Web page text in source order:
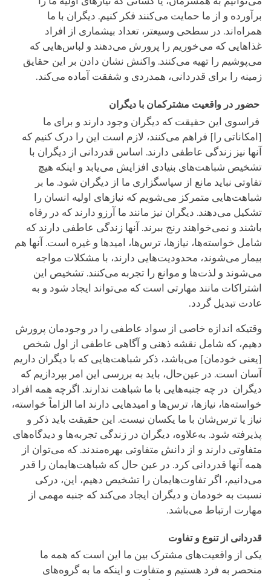
برآورده و از ما حمایت می‌کنند فکر کنیم. دیگران با ما
همراه‌اند. در سطحی وسیعتر، تعداد بیشماری از افراد
غذاهایی که می‌خوریم را پرورش می‌دهند و لباس‌هایی که
می‌پوشیم را تهیه می‌کنند. واکنش نشان دادن بر این حقایق
زمینه را برای قدردانی، همدردی و شفقت آماده می‌کند.
حضور در واقعیت مشترکمان با دیگران
فراسوی این حقیقت که دیگران وجود دارند و برای ما
[امکاناتی را] فراهم می‌کنند، لازم است این را درک کنیم که
آنها نیز زندگی عاطفی دارند. اساس قدردانی از دیگران با
تشخیص شباهت‌های بنیادی افزایش می‌یابد و اینکه هیچ
تفاوتی نباید مانع از سپاسگزاری ما از دیگران شود. ما بر
شباهت‌هایی متمرکز می‌شویم که نیازهای اولیه انسان را
تشکیل می‌دهند. دیگران نیز مانند ما آرزو دارند که در رفاه
باشند و نمی‌خواهند رنج ببرند. آنها زندگی عاطفی دارند که
شامل خواسته‌ها، نیازها، ترس‌ها، امیدها و غیره است. آنها هم
بیمار می‌شوند، محدودیت‌هایی دارند، با مشکلات مواجه
می‌شوند و لذت‌ها و موانع را تجربه می‌کنند. تشخیص این
اشتراکات مانند مهارتی است که می‌تواند ایجاد شود و به
عادت تبدیل گردد.
وقتیکه اندازه خاصی از سواد عاطفی را در وجود‌مان پرورش
دهیم، که شامل نقشه ذهنی و آگاهی عاطفی از اول شخص
[یعنی خودمان] می‌باشد، ذکر شباهت‌هایی که با دیگران داریم
آسان است. در عین‌حال، باید به بررسی این امر بپردازیم که
دیگران در چه جنبه‌هایی با ما شباهت ندارند. اگرچه همه افراد
خواسته‌ها، نیازها، ترس‌ها و امیدهایی دارند اما الزاماً خواسته،
نیاز یا ترس‌شان با ما یکسان نیست. این حقیقت باید ذکر و
پذیرفته شود. به‌علاوه، دیگران در زندگی تجربه‌ها و دیدگاه‌های
متفاوتی دارند و از دانش متفاوتی بهره‌مندند. که می‌توان از
همه آنها قدردانی کرد. در عین حال که شباهت‌هایمان را قدر
می‌دانیم، اگر تفاوت‌هایمان را تشخیص دهیم، این، درکی
نسبت به خودمان و دیگران ایجاد می‌کند که جنبه مهمی از
مهارت ارتباط می‌باشد.
قدردانی از تنوع و تفاوت
یکی از واقعیت‌های مشترک بین ما این است که همه ما
منحصر به ‌فرد هستیم و متفاوت و اینکه ما به گروه‌های